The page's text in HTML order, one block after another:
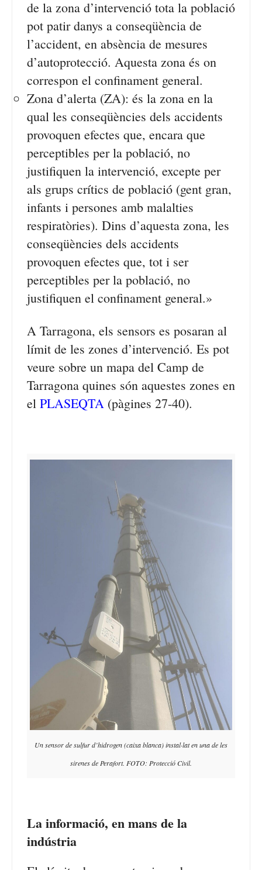
de la zona d’intervenció tota la població
pot patir danys a conseqüència de
l’accident, en absència de mesures
d’autoprotecció. Aquesta zona és on
correspon el confinament general.
Zona d’alerta (ZA): és la zona en la
qual les conseqüències dels accidents
provoquen efectes que, encara que
perceptibles per la població, no
justifiquen la intervenció, excepte per
als grups crítics de població (gent gran,
infants i persones amb malalties
respiratòries). Dins d’aquesta zona, les
conseqüències dels accidents
provoquen efectes que, tot i ser
perceptibles per la població, no
justifiquen el confinament general.»
A Tarragona, els sensors es posaran al
límit de les zones d’intervenció. Es pot
veure sobre un mapa del Camp de
Tarragona quines són aquestes zones en
el PLASEQTA (pàgines 27-40).
Un sensor de sulfur d’hidrogen (caixa blanca) instal·lat en una de les
sirenes de Perafort. FOTO: Protecció Civil.
La informació, en mans de la
indústria